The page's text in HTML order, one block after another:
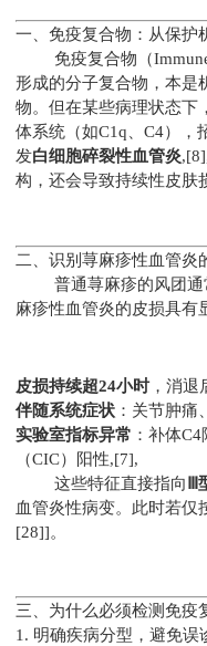
一、免疫复合物：从保护
免疫复合物（
形成的分子复合物，本是
物。但在某些病理状态下
体系统（如C1q、C4），
发白细胞碎裂性血管炎
构，还会导致持续性皮肤
二、识别荨麻疹性血管炎
普通荨麻疹的风团
麻疹性血管炎的皮损具有
皮损持续超24小时，消退
伴随系统症状 ：关节肿痛
实验室指标异常 ：补体
（CIC）阳性,[7],
这些特征直接指向Ⅲ
血管炎性病变。此时若仅
[28]]。
三、为什么必须检测免疫
1. 明确疾病分型，避免误